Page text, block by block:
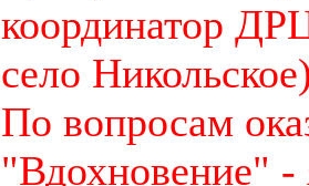
координатор
село
По вопросам
"Вдохновение" -